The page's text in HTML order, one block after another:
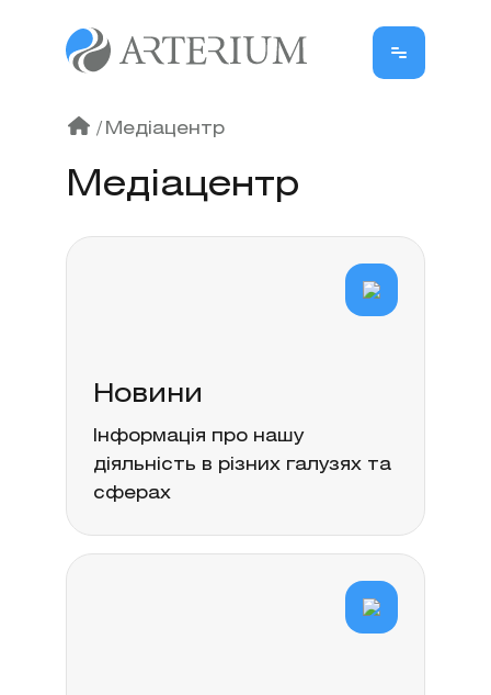
/ Медіацентр
Медіацентр
Новини
Інформація про нашу
діяльність в різних галузях та
сферах